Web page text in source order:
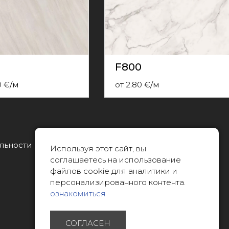
€/м
F800
от 2.80 €/м
Тел.:
22088007
Эл. почта:
info@limitsd.lv
Используя этот сайт, вы
соглашаетесь на использование
файлов cookie для аналитики и
персонализированного контента.
ознакомиться
СОГЛАСЕН